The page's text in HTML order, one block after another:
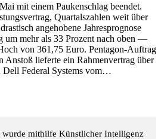
mit einem Paukenschlag beendet.
Quartalszahlen weit über
angehobene Jahresprognose
um mehr als 33 Prozent nach oben —
von 361,75 Euro. Pentagon-Auftrag
lieferte ein Rahmenvertrag über
Federal Systems vom…
wurde mithilfe Künstlicher Intelligenz